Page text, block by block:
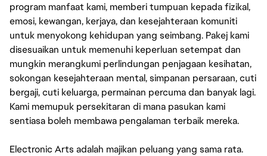
program manfaat kami, memberi tumpuan kepada fizikal,
emosi, kewangan, kerjaya, dan kesejahteraan komuniti
untuk menyokong kehidupan yang seimbang. Pakej kami
disesuaikan untuk memenuhi keperluan setempat dan
mungkin merangkumi perlindungan penjagaan kesihatan,
sokongan kesejahteraan mental, simpanan persaraan, cuti
bergaji, cuti keluarga, permainan percuma dan banyak lagi.
Kami memupuk persekitaran di mana pasukan kami
sentiasa boleh membawa pengalaman terbaik mereka.
Electronic Arts adalah majikan peluang yang sama rata.